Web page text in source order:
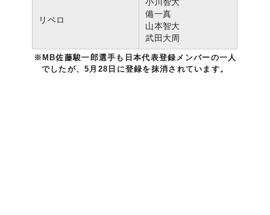
リベロ
備一真
山本智大
武田大周
※MB佐藤駿一郎選手も日本代表登録メンバーの一人
でしたが、5月28日に登録を抹消されています。